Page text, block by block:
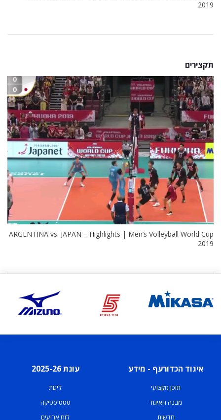
2019
תקצירים
ARGENTINA vs. JAPAN – Highlights | Men’s Volleyball World Cup
2019
איגוד הכדורעף - מידע
תוכן מקצועי
מבנה האיגוד
חדשות
עונת 2025-26
ליגות
סטטיסטיקה
לוח ארועים